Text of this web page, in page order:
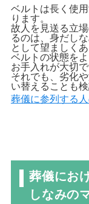
ベルトは長く使
ります。
故人を見送る立
るのは、身だし
として望ましく
ベルトの状態を
お手入れが大切で
それでも、劣化
い替えることも
葬儀に参列する
葬儀にお
しなみの